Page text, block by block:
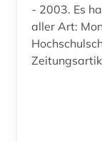
- 2003. Es
aller Art: